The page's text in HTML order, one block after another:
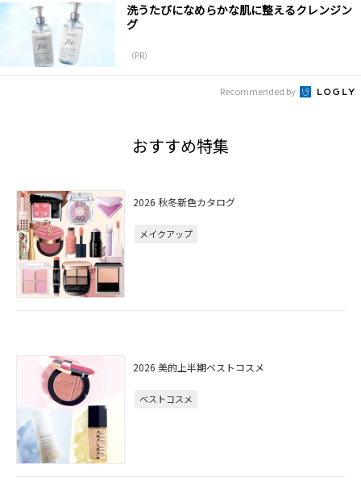
洗うたびになめらかな肌に整えるクレンジン
グ
（PR）
Recommended by
おすすめ特集
2026 秋冬新色カタログ
メイクアップ
2026 美的上半期ベストコスメ
ベストコスメ